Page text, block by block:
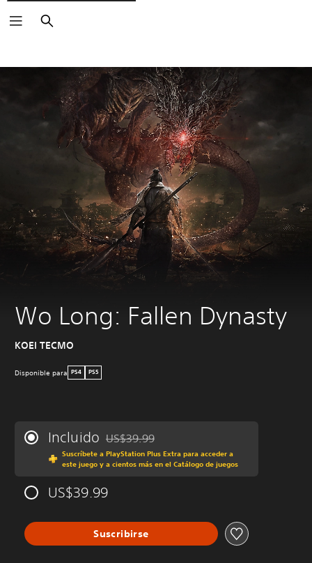
Buscar
Wo Long: Fallen Dynasty
KOEI TECMO
Disponible para PS4 PS5
Incluido Rebajado del precio original de US$39.99
US$39.99
Suscríbete a PlayStation Plus Extra para acceder a
este juego y a cientos más en el Catálogo de juegos
US$39.99
Suscribirse